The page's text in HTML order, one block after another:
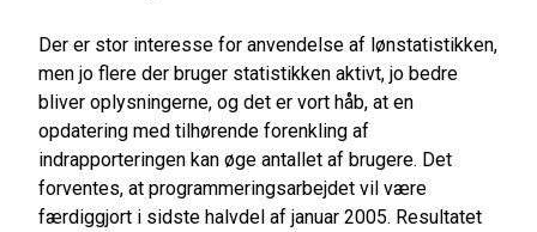
Der er stor interesse for anvendelse af lønstatistikken,
men jo flere der bruger statistikken aktivt, jo bedre
bliver oplysningerne, og det er vort håb, at en
opdatering med tilhørende forenkling af
indrapporteringen kan øge antallet af brugere. Det
forventes, at programmeringsarbejdet vil være
færdiggjort i sidste halvdel af januar 2005. Resultatet